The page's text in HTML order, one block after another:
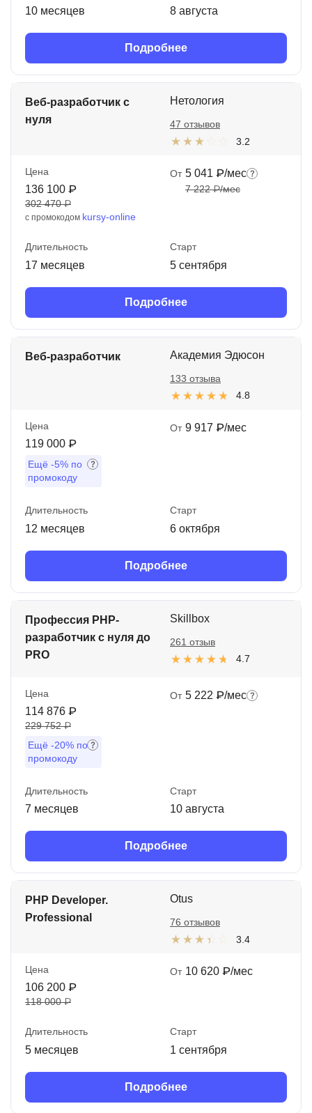
10 месяцев 8 августа
Подробнее
Веб-разработчик с
нуля
Нетология
3.2
47 отзывов
Цена
136 100 ₽
302 470 ₽
с промокодом kursy-online
От 5 041 ₽/мес
7 222 ₽/мес
Длительность
17 месяцев
Старт
5 сентября
Подробнее
Веб-разработчик Академия Эдюсон
4.8
133 отзыва
Цена
119 000 ₽
Ещё -5% по
промокоду
От 9 917 ₽/мес
Длительность
12 месяцев
Старт
6 октября
Подробнее
Профессия PHP-
разработчик с нуля до
PRO
Skillbox
4.7
261 отзыв
Цена
114 876 ₽
229 752 ₽
Ещё -20% по
промокоду
От 5 222 ₽/мес
Длительность
7 месяцев
Старт
10 августа
Подробнее
PHP Developer.
Professional
Otus
3.4
76 отзывов
Цена
106 200 ₽
118 000 ₽
От 10 620 ₽/мес
Длительность
5 месяцев
Старт
1 сентября
Подробнее